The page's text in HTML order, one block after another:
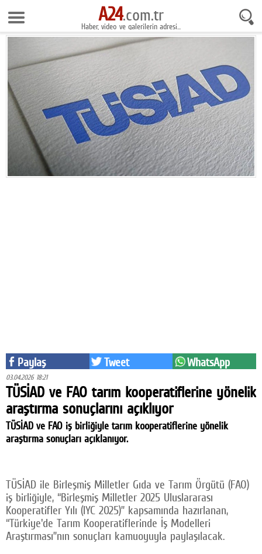
9 Ağustos 2026 9:15:12
Anasayfa
Foto Galeri
Gazeteler
Video Galeri
Gündem
Ekonomi
Yaşam
Bilim
Kültür-sanat
Sağlık
Yazarlar
İletişim
A24 SOSYAL MEDYA
Facebook
A24.com.tr
Haber, video ve galerilerin adresi...
Paylaş Tweet WhatsApp
03.04.2026 18:21
TÜSİAD ve FAO tarım kooperatiflerine yönelik
araştırma sonuçlarını açıklıyor
TÜSİAD ve FAO iş birliğiyle tarım kooperatiflerine yönelik
araştırma sonuçları açıklanıyor.
TÜSİAD ile Birleşmiş Milletler Gıda ve Tarım Örgütü (FAO)
iş birliğiyle, “Birleşmiş Milletler 2025 Uluslararası
Kooperatifler Yılı (IYC 2025)” kapsamında hazırlanan,
“Türkiye'de Tarım Kooperatiflerinde İş Modelleri
Araştırması”nın sonuçları kamuoyuyla paylaşılacak.